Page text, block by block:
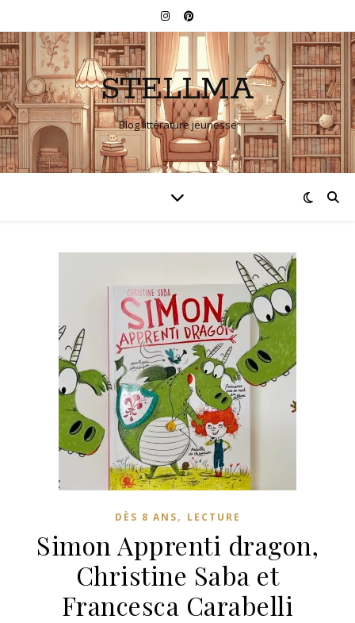
STELLMA
Blog littérature jeunesse
DÈS 8 ANS, LECTURE
Simon Apprenti dragon,
Christine Saba et
Francesca Carabelli